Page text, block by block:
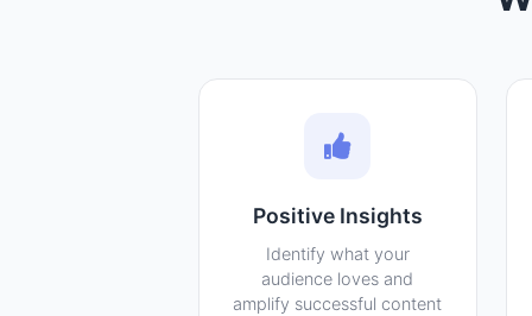
Positive Insights
Identify what your
audience loves and
amplify successful content